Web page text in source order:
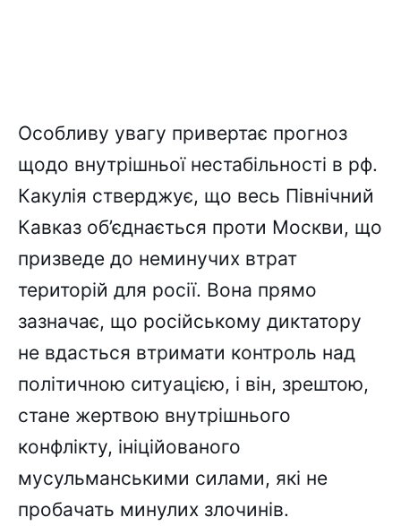
Особливу увагу привертає прогноз
щодо внутрішньої нестабільності в рф.
Какулія стверджує, що весь Північний
Кавказ об’єднається проти Москви, що
призведе до неминучих втрат
територій для росії. Вона прямо
зазначає, що російському диктатору
не вдасться втримати контроль над
політичною ситуацією, і він, зрештою,
стане жертвою внутрішнього
конфлікту, ініційованого
мусульманськими силами, які не
пробачать минулих злочинів.